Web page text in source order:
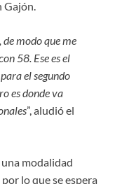
Gajón.
modo que me
58. Ese es el
el segundo
es donde va
”, aludió el
modalidad
lo que se espera